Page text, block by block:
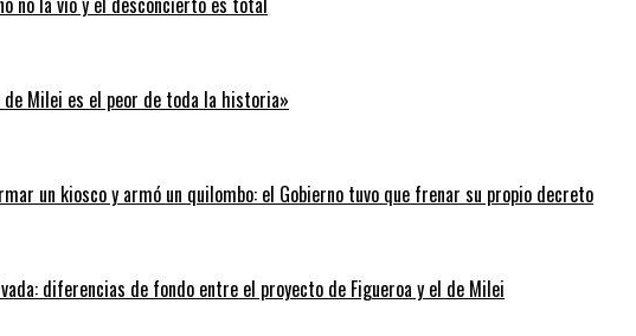
de Milei es el peor de toda la historia»
un kiosco y armó un quilombo: el Gobierno tuvo que frenar su propio decreto
diferencias de fondo entre el proyecto de Figueroa y el de Milei